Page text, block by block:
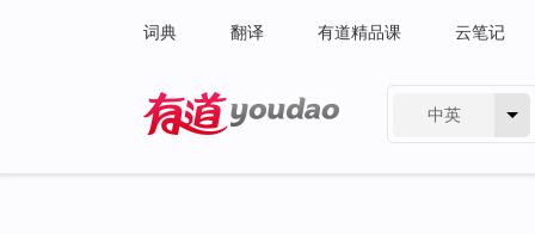
词典 翻译 有道精品课 云笔记
中英